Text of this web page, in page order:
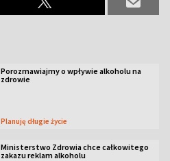
Porozmawiajmy o wpływie alkoholu na
zdrowie
Planuję długie życie
Ministerstwo Zdrowia chce całkowitego
zakazu reklam alkoholu